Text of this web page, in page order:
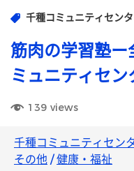
千種コミュニティセン
筋肉の学習塾ー
ミュニティセン
139 views
千種コミュニティセン
その他/健康・福祉